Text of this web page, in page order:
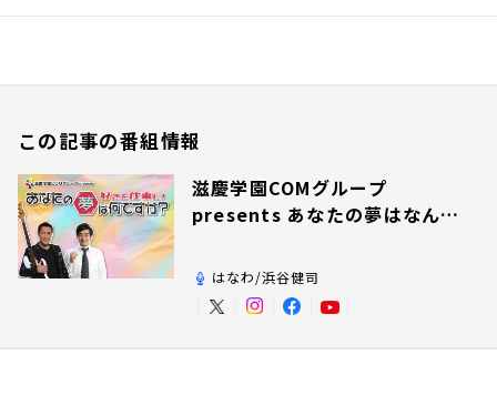
この記事の番組情報
滋慶学園COMグループ
presents あなたの夢はなんで
はなわ/浜谷健司